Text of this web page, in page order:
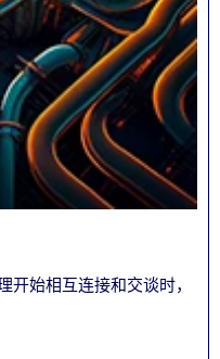
开始相互连接和交谈时，